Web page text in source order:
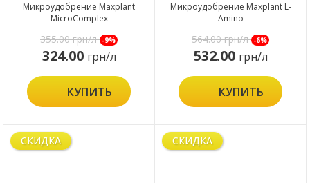
Микроудобрение Maxplant
MicroComplex
355.00грн/л -9%
324.00 грн/л
КУПИТЬ
Микроудобрение Maxplant L-
Amino
564.00грн/л -6%
532.00 грн/л
КУПИТЬ
СКИДКА СКИДКА